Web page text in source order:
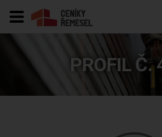
PROFIL Č.